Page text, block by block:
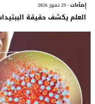
إضآءات- 29 تموز 2026
العلم يكشف حقيقة